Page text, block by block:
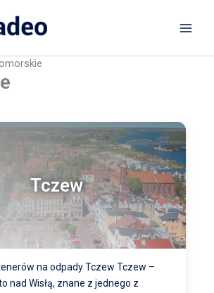
Tczew
na odpady Tczew Tczew –
nad Wisłą, znane z jednego z